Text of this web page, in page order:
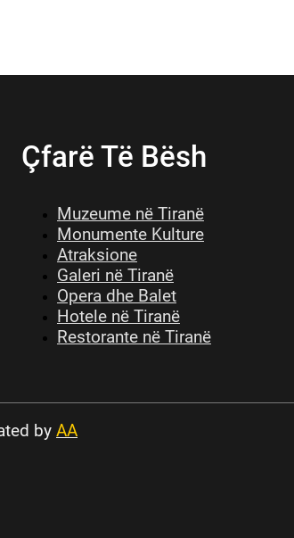
Çfarë Të Bësh
Muzeume në Tiranë
Monumente Kulture
Atraksione
Galeri në Tiranë
Opera dhe Balet
Hotele në Tiranë
Restorante në Tiranë
by AA